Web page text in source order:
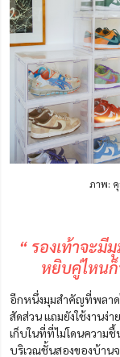
ภาพ:
“ รองเท้าจะมี
หยิบคู่ไหน
อีกหนึ่งมุมสำคัญที่พลาด
สัดส่วน แถมยังใช้งานง่
เก็บในที่ที่ไม่โดนความชื้
บริเวณชั้นสองของบ้าน